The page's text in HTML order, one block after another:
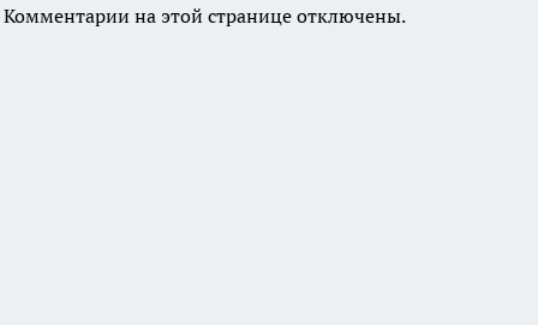
Комментарии на этой странице отключены.